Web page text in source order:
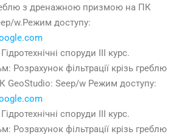
з дренажною призмою на ПК
w.Режим доступу:
Гідротехнічні споруди ІІІ курс.
Розрахунок фільтрації крізь греблю
GeoStudio: Seep/w Режим доступу:
Гідротехнічні споруди ІІІ курс.
Розрахунок фільтрації крізь греблю